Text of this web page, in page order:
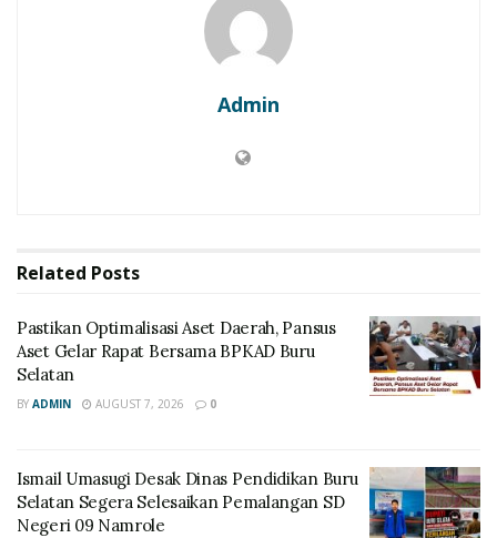
Admin
Related Posts
Pastikan Optimalisasi Aset Daerah, Pansus
Aset Gelar Rapat Bersama BPKAD Buru
Selatan
BY ADMIN AUGUST 7, 2026 0
Ismail Umasugi Desak Dinas Pendidikan Buru
Selatan Segera Selesaikan Pemalangan SD
Negeri 09 Namrole